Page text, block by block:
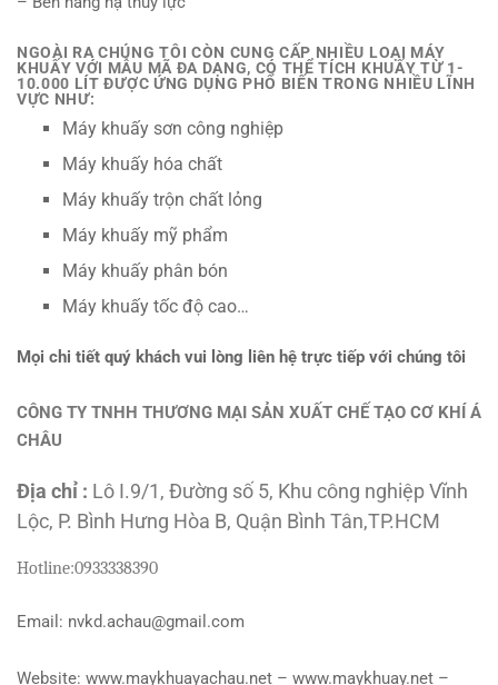
NGOÀI RA CHÚNG TÔI CÒN CUNG CẤP NHIỀU LOẠI MÁY
KHUẤY VỚI MẪU MÃ ĐA DẠNG, CÓ THỂ TÍCH KHUẤY TỪ 1-
10.000 LÍT ĐƯỢC ỨNG DỤNG PHỔ BIẾN TRONG NHIỀU LĨNH
VỰC NHƯ:
Máy khuấy sơn công nghiệp
Máy khuấy hóa chất
Máy khuấy trộn chất lỏng
Máy khuấy mỹ phẩm
Máy khuấy phân bón
Máy khuấy tốc độ cao…
Mọi chi tiết quý khách vui lòng liên hệ trực tiếp với chúng tôi
CÔNG TY TNHH THƯƠNG MẠI SẢN XUẤT CHẾ TẠO CƠ KHÍ Á
CHÂU
Địa chỉ : Lô I.9/1, Đường số 5, Khu công nghiệp Vĩnh
Lộc, P. Bình Hưng Hòa B, Quận Bình Tân,TP.HCM
Hotline:0933338390
Email: nvkd.achau@gmail.com
Website: www.maykhuayachau.net – www.maykhuay.net –